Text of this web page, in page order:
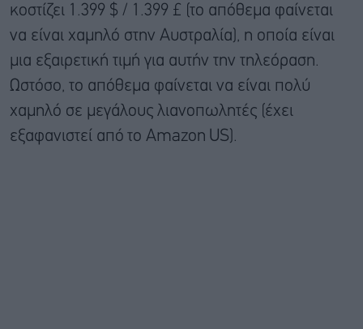
κοστίζει 1.399 $ / 1.399 £ (το απόθεμα φαίνεται
να είναι χαμηλό στην Αυστραλία), η οποία είναι
μια εξαιρετική τιμή για αυτήν την τηλεόραση.
Ωστόσο, το απόθεμα φαίνεται να είναι πολύ
χαμηλό σε μεγάλους λιανοπωλητές (έχει
εξαφανιστεί από το Amazon US).